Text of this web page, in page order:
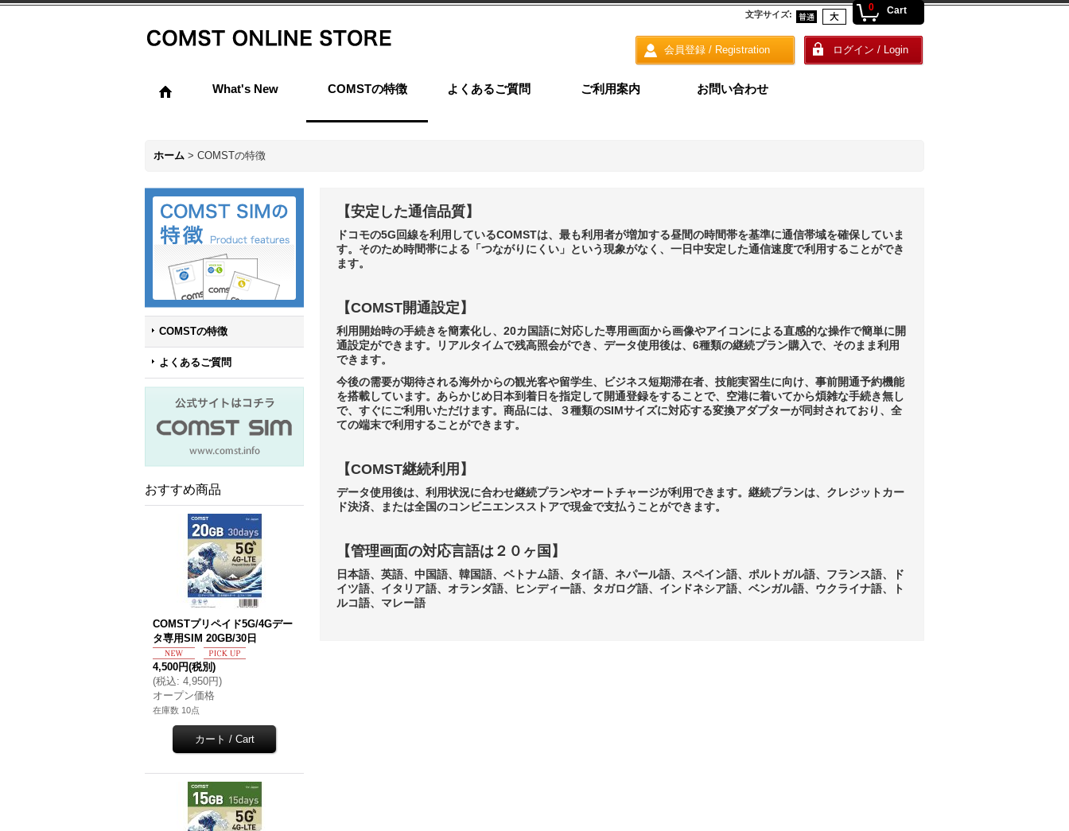
文字サイズ:
0 Cart
ログイン / Login
会員登録 / Registration
What's New COMSTの特徴 よくあるご質問 ご利用案内 お問い合わせ
ホーム > COMSTの特徴
COMSTの特徴
よくあるご質問
おすすめ商品
COMSTプリペイド5G/4Gデー
タ専用SIM 20GB/30日
4,500円(税別)
(税込: 4,950円)
オープン価格
在庫数 10点
【安定した通信品質】
ドコモの5G回線を利用しているCOMSTは、最も利用者が増加する昼間の時間帯を基準に通信帯域を確保していま
す。そのため時間帯による「つながりにくい」という現象がなく、一日中安定した通信速度で利用することができ
ます。
【COMST開通設定】
利用開始時の手続きを簡素化し、20カ国語に対応した専用画面から画像やアイコンによる直感的な操作で簡単に開
通設定ができます。リアルタイムで残高照会ができ、データ使用後は、6種類の継続プラン購入で、そのまま利用
できます。
今後の需要が期待される海外からの観光客や留学生、ビジネス短期滞在者、技能実習生に向け、事前開通予約機能
を搭載しています。あらかじめ日本到着日を指定して開通登録をすることで、空港に着いてから煩雑な手続き無し
で、すぐにご利用いただけます。商品には、３種類のSIMサイズに対応する変換アダプターが同封されており、全
ての端末で利用することができます。
【COMST継続利用】
データ使用後は、利用状況に合わせ継続プランやオートチャージが利用できます。継続プランは、クレジットカー
ド決済、または全国のコンビニエンスストアで現金で支払うことができます。
【管理画面の対応言語は２０ヶ国】
日本語、英語、中国語、韓国語、ベトナム語、タイ語、ネパール語、スペイン語、ポルトガル語、フランス語、ド
イツ語、イタリア語、オランダ語、ヒンディー語、タガログ語、インドネシア語、ベンガル語、ウクライナ語、ト
ルコ語、マレー語